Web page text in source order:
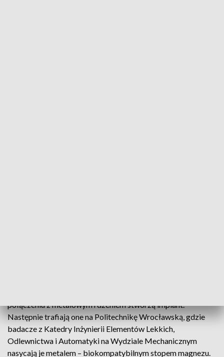
połączeniu z metalowym rdzeniem stworzą implant.
Następnie trafiają one na Politechnikę Wrocławską, gdzie
badacze z Katedry Inżynierii Elementów Lekkich,
Odlewnictwa i Automatyki na Wydziale Mechanicznym
nasycają je metalem – biokompatybilnym stopem magnezu.